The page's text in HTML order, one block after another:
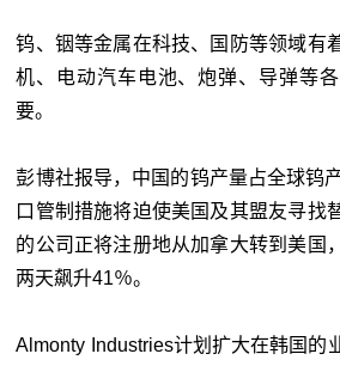
钨、铟等金属在科技、国防等领域有
机、电动汽车电池、炮弹、导弹等
要。
彭博社报导，中国的钨产量占全球钨
口管制措施将迫使美国及其盟友寻找
的公司正将注册地从加拿大转到美国
两天飙升41％。
Almonty Industries计划扩大在韩国的